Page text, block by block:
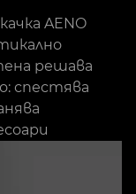
AENO
решава
спестява